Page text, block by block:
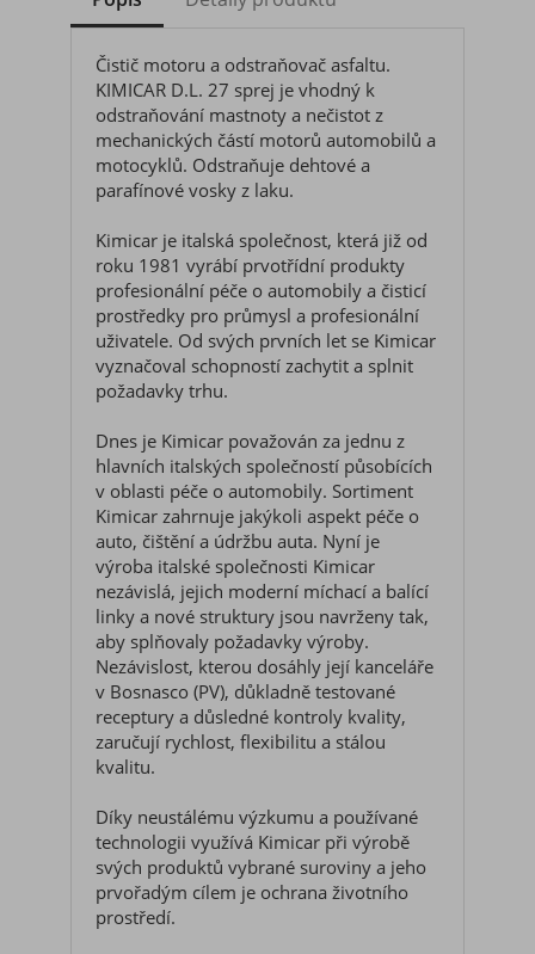
Čistič motoru a odstraňovač asfaltu.
KIMICAR D.L. 27 sprej je vhodný k
odstraňování mastnoty a nečistot z
mechanických částí motorů automobilů a
motocyklů. Odstraňuje dehtové a
parafínové vosky z laku.
Kimicar je italská společnost, která již od
roku 1981 vyrábí prvotřídní produkty
profesionální péče o automobily a čisticí
prostředky pro průmysl a profesionální
uživatele. Od svých prvních let se Kimicar
vyznačoval schopností zachytit a splnit
požadavky trhu.
Dnes je Kimicar považován za jednu z
hlavních italských společností působících
v oblasti péče o automobily. Sortiment
Kimicar zahrnuje jakýkoli aspekt péče o
auto, čištění a údržbu auta. Nyní je
výroba italské společnosti Kimicar
nezávislá, jejich moderní míchací a balící
linky a nové struktury jsou navrženy tak,
aby splňovaly požadavky výroby.
Nezávislost, kterou dosáhly její kanceláře
v Bosnasco (PV), důkladně testované
receptury a důsledné kontroly kvality,
zaručují rychlost, flexibilitu a stálou
kvalitu.
Díky neustálému výzkumu a používané
technologii využívá Kimicar při výrobě
svých produktů vybrané suroviny a jeho
prvořadým cílem je ochrana životního
prostředí.